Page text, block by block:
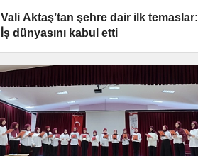
Vali Aktaş’tan şehre dair ilk temaslar:
İş dünyasını kabul etti